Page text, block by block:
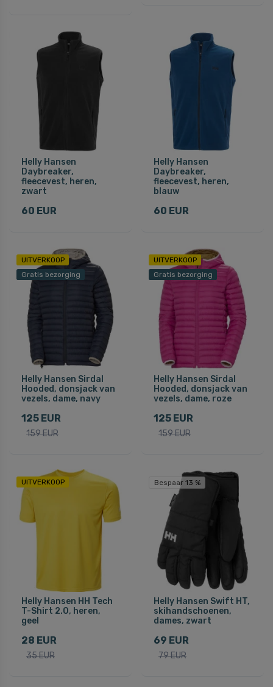
Helly Hansen
Daybreaker,
fleecevest, heren,
zwart
60 EUR
Helly Hansen
Daybreaker,
fleecevest, heren,
blauw
60 EUR
UITVERKOOP
Gratis bezorging
Helly Hansen Sirdal
Hooded, donsjack van
vezels, dame, navy
125 EUR
159 EUR
UITVERKOOP
Gratis bezorging
Helly Hansen Sirdal
Hooded, donsjack van
vezels, dame, roze
125 EUR
159 EUR
UITVERKOOP
Helly Hansen HH Tech
T-Shirt 2.0, heren,
geel
28 EUR
35 EUR
Bespaar 13 %
Helly Hansen Swift HT,
skihandschoenen,
dames, zwart
69 EUR
79 EUR